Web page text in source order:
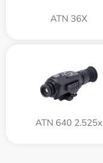
ATN 36X
ATN 640 2.525x